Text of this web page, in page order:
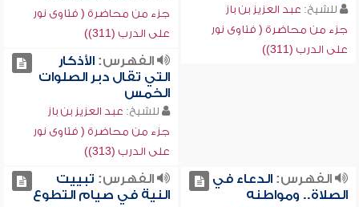
للشيخ: عبد العزيز بن باز
جزء من محاضرة ( فتاوى نور
على الدرب (311))
جزء من محاضرة ( فتاوى نور
على الدرب (311))
الفهرس:الأذكار
التي تقال دبر الصلوات
الخمس
للشيخ: عبد العزيز بن باز
جزء من محاضرة ( فتاوى نور
على الدرب (313))
الفهرس:الدعاء في
الصلاة.. ومواطنه
الفهرس: تبييت
النية في صيام التطوع